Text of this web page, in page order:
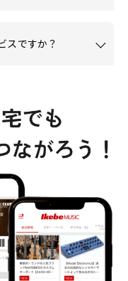
スですか？